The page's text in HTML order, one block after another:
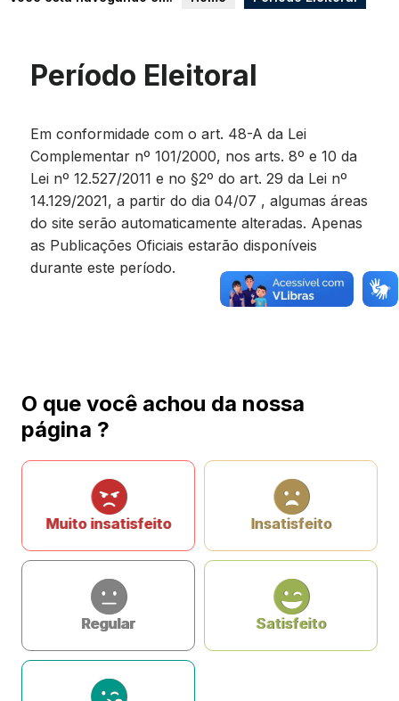
Período Eleitoral
Em conformidade com o art. 48-A da Lei
Complementar nº 101/2000, nos arts. 8º e 10 da
Lei nº 12.527/2011 e no §2º do art. 29 da Lei nº
14.129/2021, a partir do dia 04/07 , algumas áreas
do site serão automaticamente alteradas. Apenas
as Publicações Oficiais estarão disponíveis
durante este período.
O que você achou da nossa
página ?
Muito insatisfeito Insatisfeito
Regular Satisfeito